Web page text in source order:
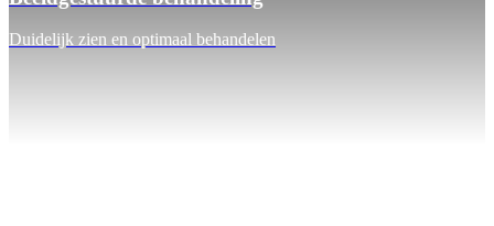
Duidelijk zien en optimaal behandelen